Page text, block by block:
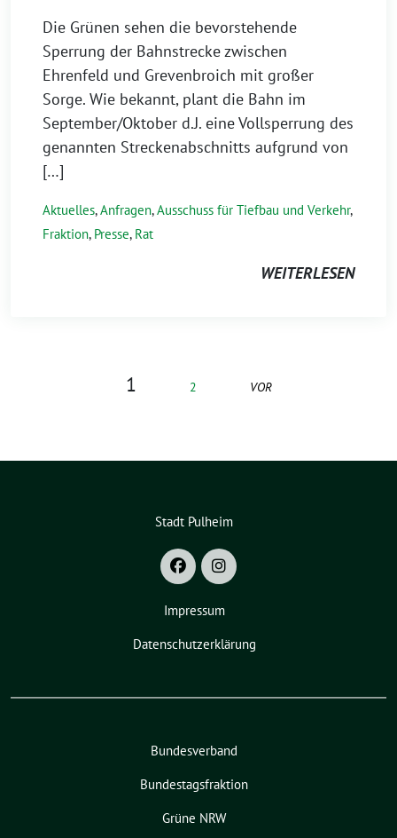
Die Grünen sehen die bevorstehende
Sperrung der Bahnstrecke zwischen
Ehrenfeld und Grevenbroich mit großer
Sorge. Wie bekannt, plant die Bahn im
September/Oktober d.J. eine Vollsperrung des
genannten Streckenabschnitts aufgrund von
[…]
Aktuelles,Anfragen,Ausschuss für Tiefbau und Verkehr,
Fraktion, Presse, Rat
WEITERLESEN
1 2 VOR
Stadt Pulheim
Impressum
Datenschutzerklärung
Bundesverband
Bundestagsfraktion
Grüne NRW